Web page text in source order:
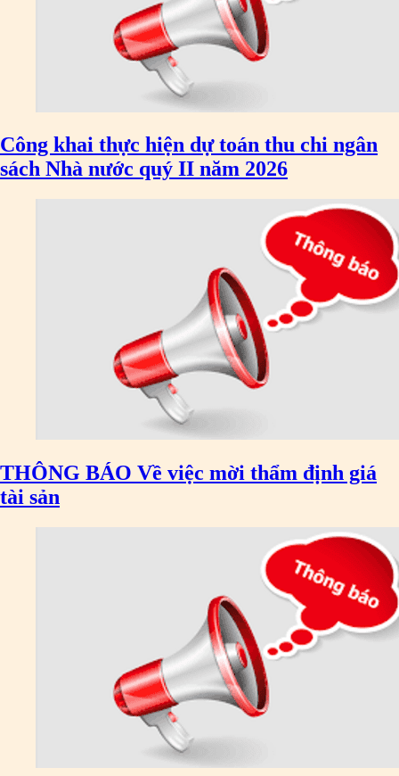
Công khai thực hiện dự toán thu chi ngân
sách Nhà nước quý II năm 2026
THÔNG BÁO Về việc mời thẩm định giá
tài sản